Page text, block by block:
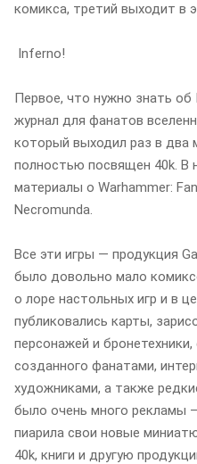
комикса, третий выходит в
Inferno!
Первое, что нужно знать
журнал для фанатов
который выходил раз в два
полностью посвящен 40k. В
материалы о Warhammer:
Necromunda.
Все эти игры — продукция
было довольно мало
о лоре настольных игр и в
публиковались карты,
персонажей и
созданного фанатами,
художниками, а также
было очень много рекламы
пиарила свои новые
40k, книги и другую